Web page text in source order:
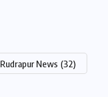
Rudrapur News (32)